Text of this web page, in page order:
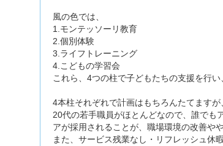
風の色では、
1.モンテッソーリ教育
2.個別体験
3.ライフトレーニング
4.こどもの学習会
これら、4つの柱で子どもたちの支援を行
4本柱それぞれで計画はもちろんたてます
20代の若手職員がほとんどなので、誰でも
アが採用されることが、職場環境の改善や
また、サービス残業なし・リフレッシュ休